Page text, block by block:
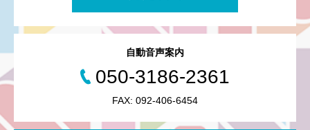
自動音声案内
050-3186-2361
FAX: 092-406-6454